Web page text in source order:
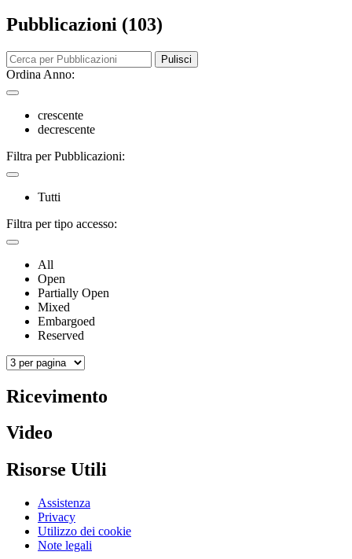
Pubblicazioni (103)
Pulisci
Ordina Anno:
crescente
decrescente
Filtra per Pubblicazioni:
Tutti
Filtra per tipo accesso:
All
Open
Partially Open
Mixed
Embargoed
Reserved
Ricevimento
Video
Risorse Utili
Assistenza
Privacy
Utilizzo dei cookie
Note legali